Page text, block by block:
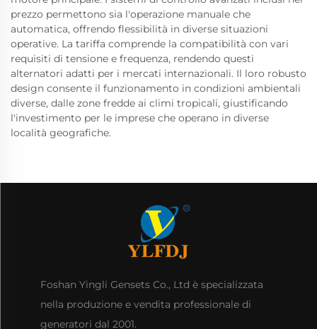
prezzo permettono sia l'operazione manuale che
automatica, offrendo flessibilità in diverse situazioni
operative. La tariffa comprende la compatibilità con vari
requisiti di tensione e frequenza, rendendo questi
alternatori adatti per i mercati internazionali. Il loro robusto
design consente il funzionamento in condizioni ambientali
diverse, dalle zone fredde ai climi tropicali, giustificando
l'investimento per le imprese che operano in diverse
località geografiche.
Foshan Yingli Gensets Co., Ltd è specializzata
nella produzione e vendita professionale di
generatori dal 2001.